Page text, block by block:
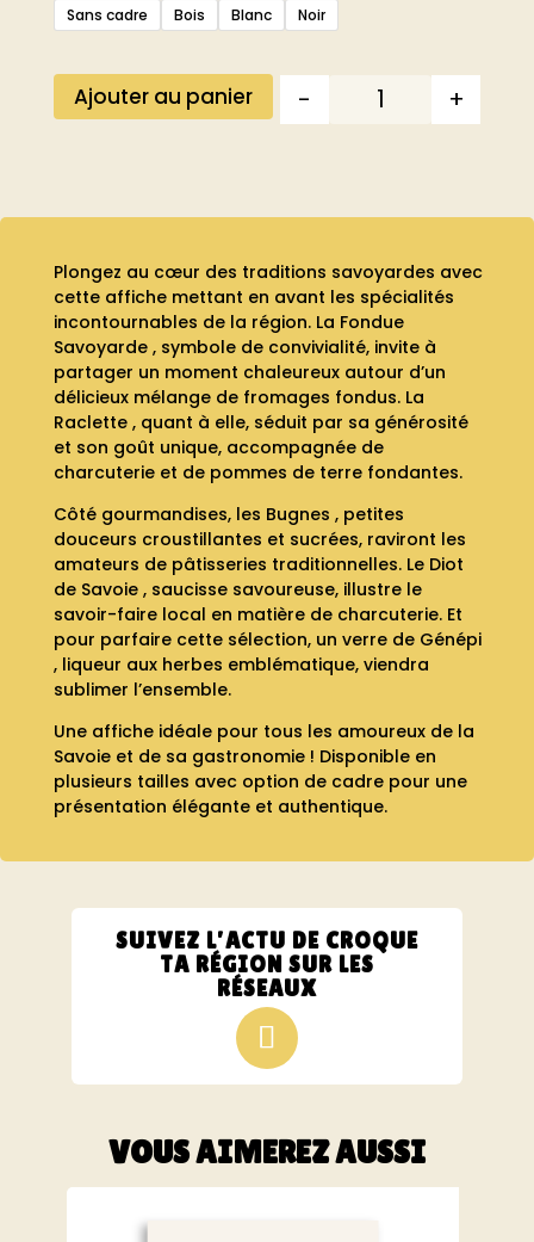
Sans cadre Bois Blanc Noir
Quantité
- +
Ajouter au panier
Plongez au cœur des traditions savoyardes avec
cette affiche mettant en avant les spécialités
incontournables de la région. La Fondue
Savoyarde , symbole de convivialité, invite à
partager un moment chaleureux autour d’un
délicieux mélange de fromages fondus. La
Raclette , quant à elle, séduit par sa générosité
et son goût unique, accompagnée de
charcuterie et de pommes de terre fondantes.
Côté gourmandises, les Bugnes , petites
douceurs croustillantes et sucrées, raviront les
amateurs de pâtisseries traditionnelles. Le Diot
de Savoie , saucisse savoureuse, illustre le
savoir-faire local en matière de charcuterie. Et
pour parfaire cette sélection, un verre de Génépi
, liqueur aux herbes emblématique, viendra
sublimer l’ensemble.
Une affiche idéale pour tous les amoureux de la
Savoie et de sa gastronomie ! Disponible en
plusieurs tailles avec option de cadre pour une
présentation élégante et authentique.
SUIVEZ L’ACTU DE CROQUE
TA RÉGION SUR LES
RÉSEAUX
VOUS AIMEREZ AUSSI